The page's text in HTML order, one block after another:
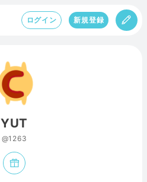
ログイン 新規登録
YUT
@1263